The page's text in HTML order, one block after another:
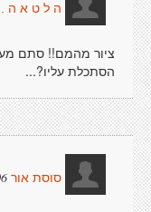
ה ל ט א ה
ציור מהמם!! סתם
הסתכלת עליו?...
סוסת אור